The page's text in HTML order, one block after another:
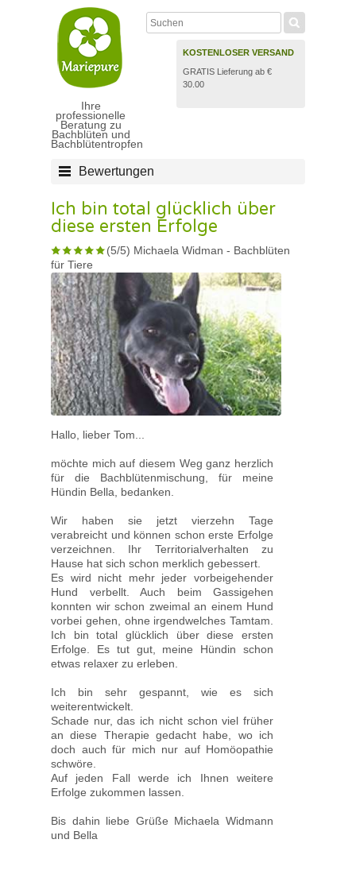
Ihre
professionelle
Beratung zu
Bachblüten und
Bachblütentropfen
KOSTENLOSER VERSAND
GRATIS Lieferung ab €
30.00
Bewertungen
Ich bin total glücklich über
diese ersten Erfolge
(5/5) Michaela Widman - Bachblüten
für Tiere
Hallo, lieber Tom...
möchte mich auf diesem Weg ganz herzlich
für die Bachblütenmischung, für meine
Hündin Bella, bedanken.
Wir haben sie jetzt vierzehn Tage
verabreicht und können schon erste Erfolge
verzeichnen. Ihr Territorialverhalten zu
Hause hat sich schon merklich gebessert.
Es wird nicht mehr jeder vorbeigehender
Hund verbellt. Auch beim Gassigehen
konnten wir schon zweimal an einem Hund
vorbei gehen, ohne irgendwelches Tamtam.
Ich bin total glücklich über diese ersten
Erfolge. Es tut gut, meine Hündin schon
etwas relaxer zu erleben.
Ich bin sehr gespannt, wie es sich
weiterentwickelt.
Schade nur, das ich nicht schon viel früher
an diese Therapie gedacht habe, wo ich
doch auch für mich nur auf Homöopathie
schwöre.
Auf jeden Fall werde ich Ihnen weitere
Erfolge zukommen lassen.
Bis dahin liebe Grüße Michaela Widmann
und Bella